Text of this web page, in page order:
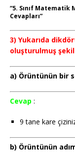
“5. Sınıf Matematik
Cevapları”
3) Yukarıda
oluşturulmuş
a) Örüntünün bir
Cevap :
9 tane kare
b) Örüntünün